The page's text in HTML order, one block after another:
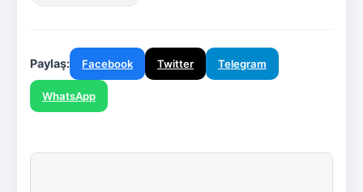
Paylaş: Facebook Twitter Telegram
WhatsApp